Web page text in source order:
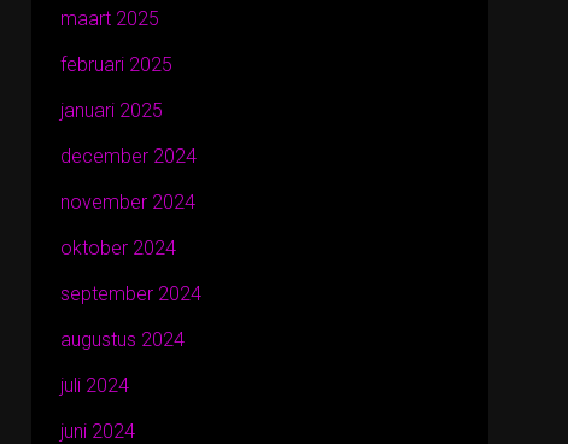
maart 2025
februari 2025
januari 2025
december 2024
november 2024
oktober 2024
september 2024
augustus 2024
juli 2024
juni 2024